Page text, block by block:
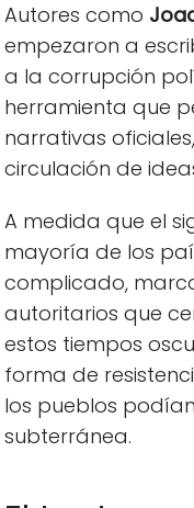
Autores como
empezaron a
a la corrupción
herramienta que
narrativas
circulación de
A medida que el
mayoría de los
complicado,
autoritarios que
estos tiempos
forma de
los pueblos
subterránea.